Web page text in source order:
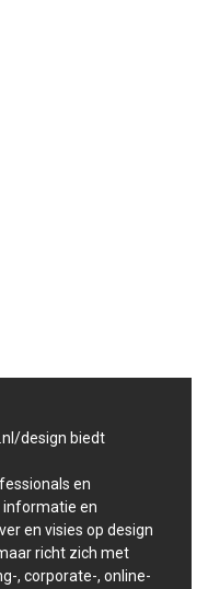
design biedt
en
informatie en
en visies op design
richt zich met
, corporate-, online-